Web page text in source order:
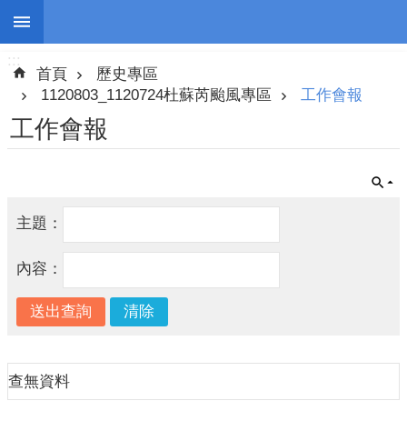
跳到主要內容區塊
進
階
搜
班
課
災
聞
警
:::
首頁
歷史專區
1120803_1120724杜蘇芮颱風專區
工作會報
工作會報
主題：
內容：
查無資料